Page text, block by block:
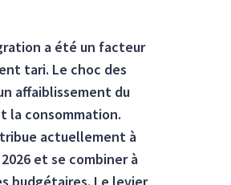
a été un facteur
tari. Le choc des
affaiblissement du
la consommation.
actuellement à
et se combiner à